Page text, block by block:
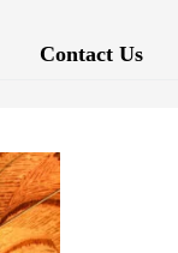
Contact Us